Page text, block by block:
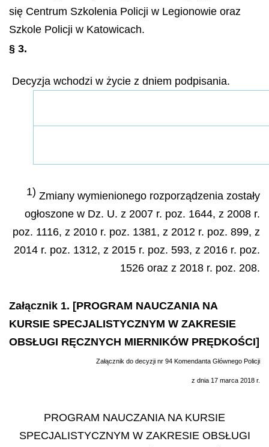
się Centrum Szkolenia Policji w Legionowie oraz
Szkole Policji w Katowicach.
§ 3.
Decyzja wchodzi w życie z dniem podpisania.
1) Zmiany wymienionego rozporządzenia zostały
ogłoszone w Dz. U. z 2007 r. poz. 1644, z 2008 r.
poz. 1116, z 2010 r. poz. 1381, z 2012 r. poz. 899, z
2014 r. poz. 1312, z 2015 r. poz. 593, z 2016 r. poz.
1526 oraz z 2018 r. poz. 208.
Załącznik 1. [PROGRAM NAUCZANIA NA
KURSIE SPECJALISTYCZNYM W ZAKRESIE
OBSŁUGI RĘCZNYCH MIERNIKÓW PRĘDKOŚCI]
Załącznik do decyzji nr 94 Komendanta Głównego Policji
z dnia 17 marca 2018 r.
PROGRAM NAUCZANIA NA KURSIE
SPECJALISTYCZNYM W ZAKRESIE OBSŁUGI